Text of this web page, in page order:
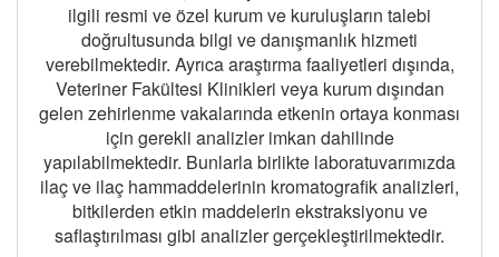
ilgili resmi ve özel kurum ve kuruluşların talebi
doğrultusunda bilgi ve danışmanlık hizmeti
verebilmektedir. Ayrıca araştırma faaliyetleri dışında,
Veteriner Fakültesi Klinikleri veya kurum dışından
gelen zehirlenme vakalarında etkenin ortaya konması
için gerekli analizler imkan dahilinde
yapılabilmektedir. Bunlarla birlikte laboratuvarımızda
ilaç ve ilaç hammaddelerinin kromatografik analizleri,
bitkilerden etkin maddelerin ekstraksiyonu ve
saflaştırılması gibi analizler gerçekleştirilmektedir.